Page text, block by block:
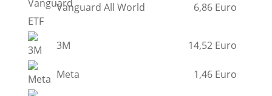
Vanguard All World 6,86 Euro
3M 14,52 Euro
Meta 1,46 Euro